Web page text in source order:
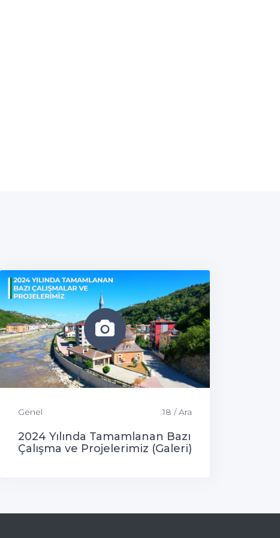
Genel 18 / Ara
2024 Yılında Tamamlanan Bazı
Çalışma ve Projelerimiz (Galeri)